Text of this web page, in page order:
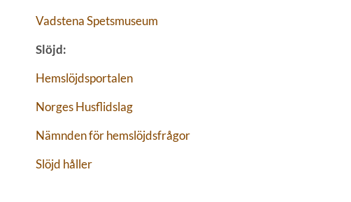
Vadstena Spetsmuseum
Slöjd:
Hemslöjdsportalen
Norges Husflidslag
Nämnden för hemslöjdsfrågor
Slöjd håller